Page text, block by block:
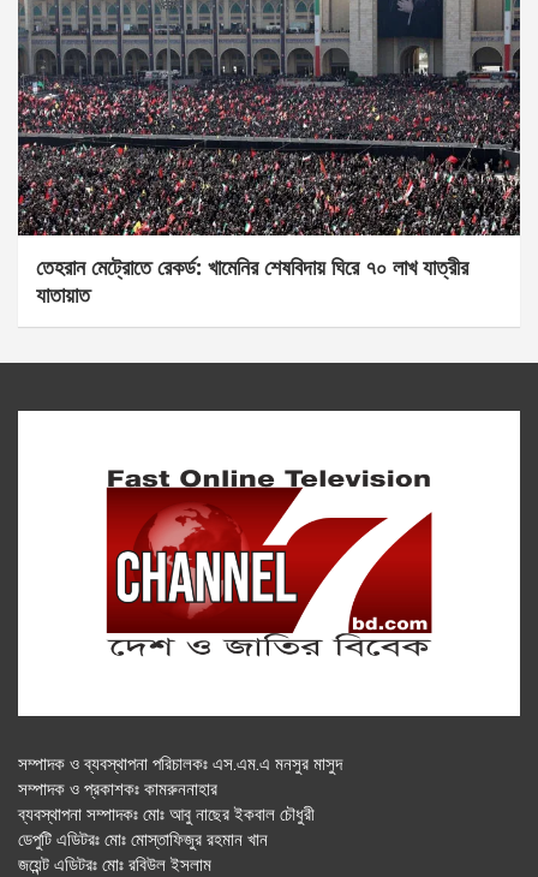
তেহরান মেট্রোতে রেকর্ড: খামেনির শেষবিদায় ঘিরে ৭০ লাখ যাত্রীর
যাতায়াত
সম্পাদক ও ব্যবস্থাপনা পরিচালকঃ এস.এম.এ মনসুর মাসুদ
সম্পাদক ও প্রকাশকঃ কামরুননাহার
ব্যবস্থাপনা সম্পাদকঃ মোঃ আবু নাছের ইকবাল চৌধুরী
ডেপুটি এডিটরঃ মোঃ মোস্তাফিজুর রহমান খান
জয়েন্ট এডিটরঃ মোঃ রবিউল ইসলাম